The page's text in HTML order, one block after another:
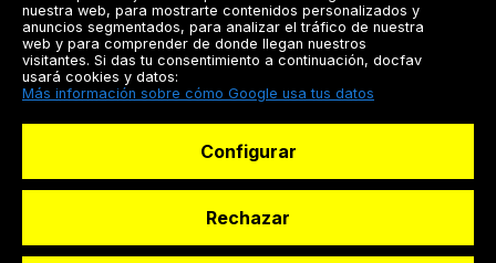
Registrarse
Docfav
nuestra web, para mostrarte contenidos personalizados y
anuncios segmentados, para analizar el tráfico de nuestra
web y para comprender de donde llegan nuestros
visitantes. Si das tu consentimiento a continuación, docfav
usará cookies y datos:
Más información sobre cómo Google usa tus datos
Configurar
Rechazar